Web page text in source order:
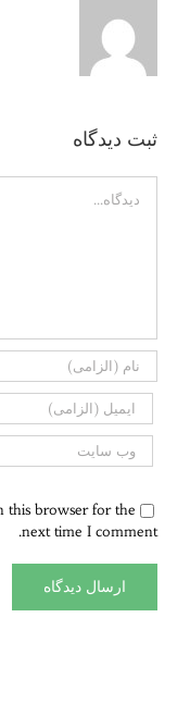
ثبت ديدگاه
this browser for the
next time I comment.